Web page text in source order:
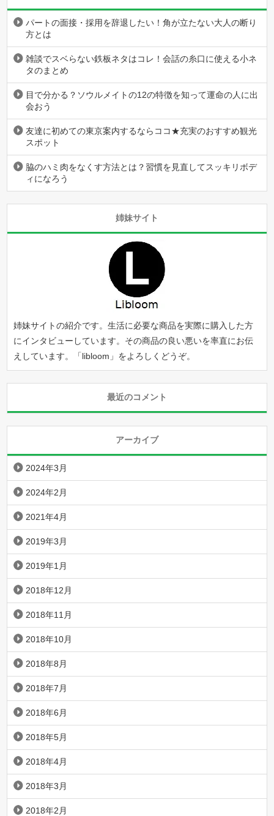
パートの面接・採用を辞退したい！角が立たない大人の断り
方とは
雑談でスベらない鉄板ネタはコレ！会話の糸口に使える小ネ
タのまとめ
目で分かる？ソウルメイトの12の特徴を知って運命の人に出
会おう
友達に初めての東京案内するならココ★充実のおすすめ観光
スポット
脇のハミ肉をなくす方法とは？習慣を見直してスッキリボデ
ィになろう
姉妹サイト
姉妹サイトの紹介です。生活に必要な商品を実際に購入した方
にインタビューしています。その商品の良い悪いを率直にお伝
えしています。「libloom 」をよろしくどうぞ。
最近のコメント
アーカイブ
2024年3月
2024年2月
2021年4月
2019年3月
2019年1月
2018年12月
2018年11月
2018年10月
2018年8月
2018年7月
2018年6月
2018年5月
2018年4月
2018年3月
2018年2月